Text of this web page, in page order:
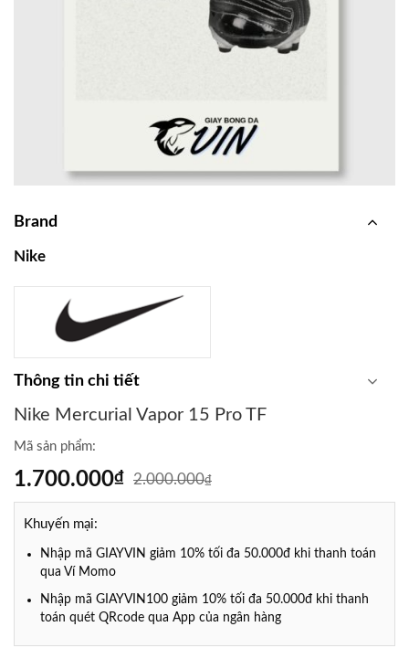
Brand
Nike
Thông tin chi tiết
Nike Mercurial Vapor 15 Pro TF
Mã sản phẩm:
2.000.000₫
1.700.000₫
Khuyến mại:
Nhập mã GIAYVIN giảm 10% tối đa 50.000đ khi thanh toán
qua Ví Momo
Nhập mã GIAYVIN100 giảm 10% tối đa 50.000đ khi thanh
toán quét QRcode qua App của ngân hàng